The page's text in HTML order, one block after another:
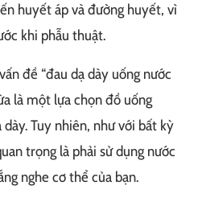
huyết áp và đường huyết, vì
khi phẫu thuật.
đề “đau dạ dày uống nước
là một lựa chọn đồ uống
Tuy nhiên, như với bất kỳ
trọng là phải sử dụng nước
nghe cơ thể của bạn.